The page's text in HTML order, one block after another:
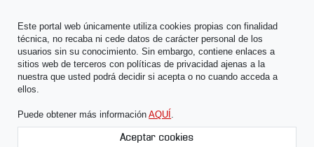
mail
Este portal web únicamente utiliza cookies propias con finalidad
técnica, no recaba ni cede datos de carácter personal de los
usuarios sin su conocimiento. Sin embargo, contiene enlaces a
sitios web de terceros con políticas de privacidad ajenas a la
nuestra que usted podrá decidir si acepta o no cuando acceda a
ellos.
Puede obtener más informaciónAQUÍ .
Aceptar cookies